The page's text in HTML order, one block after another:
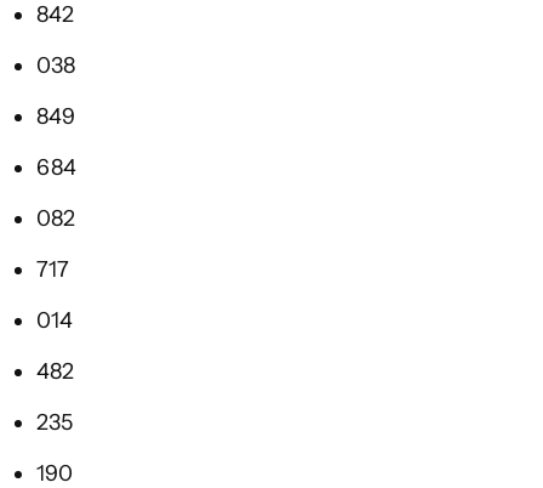
842
038
849
684
082
717
014
482
235
190